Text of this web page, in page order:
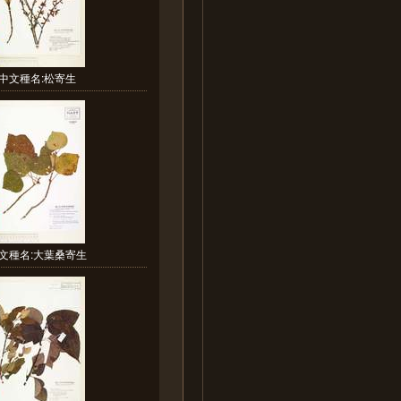
文種名:松寄生
種名:大葉桑寄生